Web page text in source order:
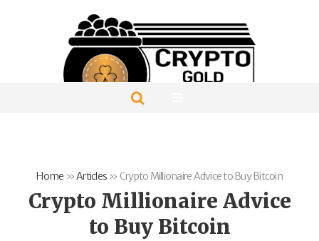
Home »Articles » Crypto Millionaire Advice to Buy Bitcoin
Crypto Millionaire Advice
to Buy Bitcoin